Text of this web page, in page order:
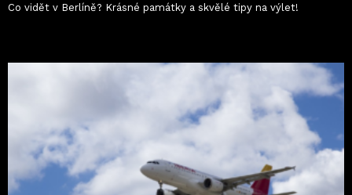
Co vidět v Berlíně? Krásné památky a skvělé tipy na výlet!